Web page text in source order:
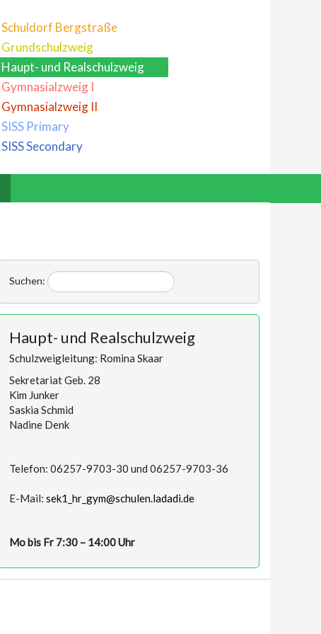
Schuldorf Bergstraße
Grundschulzweig
Haupt- und Realschulzweig
Gymnasialzweig I
Gymnasialzweig II
SISS Primary
SISS Secondary
Suchen:
Haupt- und Realschulzweig
Schulzweigleitung: Romina Skaar
Sekretariat Geb. 28
Kim Junker
Saskia Schmid
Nadine Denk
Telefon: 06257-9703-30 und 06257-9703-36
E-Mail: sek1_hr_gym@schulen.ladadi.de
Mo bis Fr 7:30 – 14:00 Uhr